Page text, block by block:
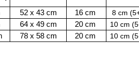
52 x 43 cm 16 cm
8 cm
64 x 49 cm 20 cm
10 cm
78 x 58 cm 20 cm 10 cm